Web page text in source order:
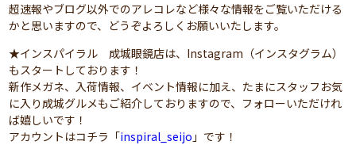
超速報やブログ以外でのアレコレなど様々な情報をご覧いただける
かと思いますので、どうぞよろしくお願いいたします。
★インスパイラル 成城眼鏡店は、Instagram（インスタグラム）
もスタートしております！
新作メガネ、入荷情報、イベント情報に加え、たまにスタッフお気
に入り成城グルメもご紹介しておりますので、フォローいただけれ
ば嬉しいです！
アカウントはコチラ「inspiral_seijo 」です！